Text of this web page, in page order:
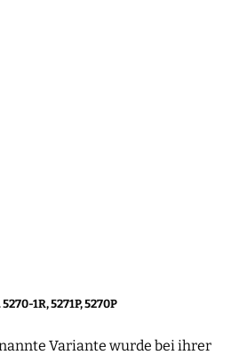
1R, 5271P, 5270P
Variante wurde bei ihrer